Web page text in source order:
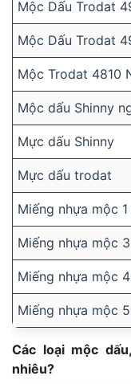
Mộc Dấu Trodat
Mộc Dấu Trodat
Mộc Trodat 4810
Mộc dấu Shinny
Mực dấu Shinny
Mực dấu trodat
Miếng nhựa mộc
Miếng nhựa mộc
Miếng nhựa mộc
Miếng nhựa mộc
Các loại mộc
nhiêu?